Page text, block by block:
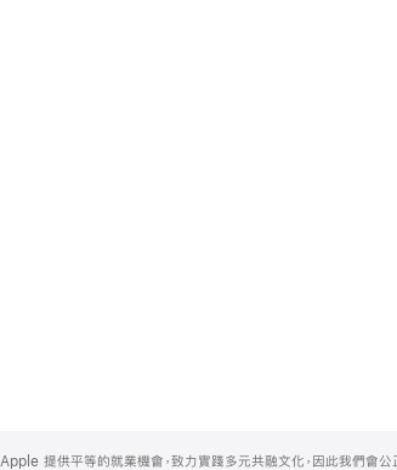
Footer
Apple 提供平等的就業機會，致力實踐多元共融文化，因此我們會